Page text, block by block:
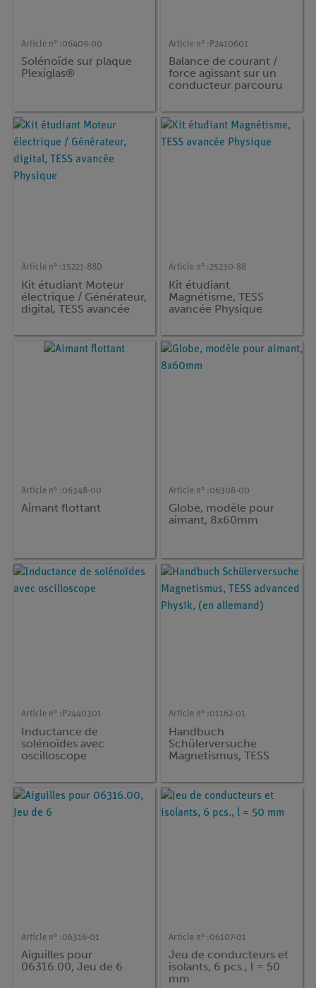
Article n° :06409-00
Solénoïde sur plaque
Plexiglas®
Article n° : P2410601
Balance de courant /
force agissant sur un
conducteur parcouru
de Lorentz) avec
ampèremètre
Article n° :15221-88D
Kit étudiant Moteur
électrique / Générateur,
digital, TESS avancée
Article n° :25230-88
Kit étudiant
Magnétisme, TESS
avancée Physique
Article n° :06348-00
Aimant flottant
Article n° :06308-00
Globe, modèle pour
aimant, 8x60mm
Article n° : P2440301
Inductance de
solénoïdes avec
oscilloscope
Article n° :01162-01
Handbuch
Schülerversuche
Magnetismus, TESS
allemand)
Article n° :06316-01
Aiguilles pour
06316.00, Jeu de 6
Article n° :06107-01
Jeu de conducteurs et
isolants, 6 pcs., l = 50
mm